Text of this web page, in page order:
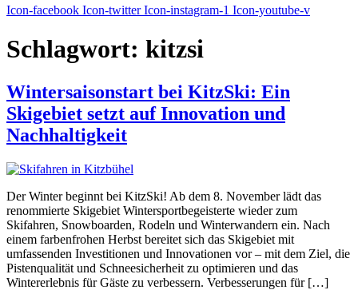
Icon-facebook Icon-twitter Icon-instagram-1 Icon-youtube-v
Schlagwort: kitzsi
Wintersaisonstart bei KitzSki: Ein
Skigebiet setzt auf Innovation und
Nachhaltigkeit
Der Winter beginnt bei KitzSki! Ab dem 8. November lädt das
renommierte Skigebiet Wintersportbegeisterte wieder zum
Skifahren, Snowboarden, Rodeln und Winterwandern ein. Nach
einem farbenfrohen Herbst bereitet sich das Skigebiet mit
umfassenden Investitionen und Innovationen vor – mit dem Ziel, die
Pistenqualität und Schneesicherheit zu optimieren und das
Wintererlebnis für Gäste zu verbessern. Verbesserungen für […]